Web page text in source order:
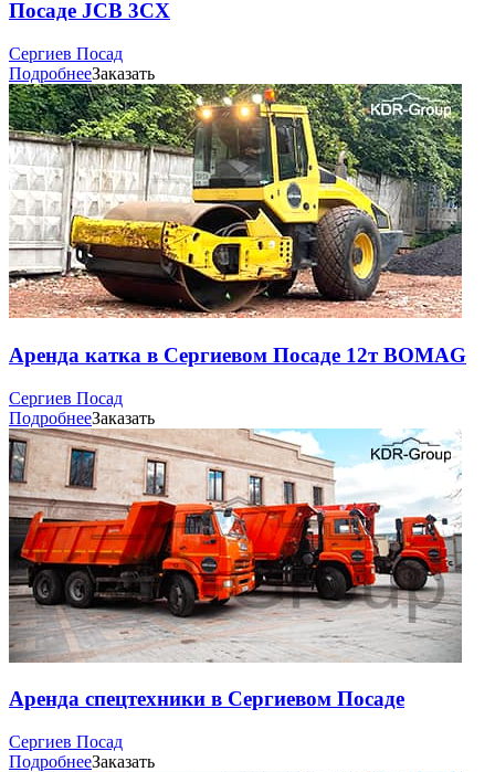
Посаде JCB 3CX
Сергиев Посад
ПодробнееЗаказать
Аренда катка в Сергиевом Посаде 12т BOMAG
Сергиев Посад
ПодробнееЗаказать
Аренда спецтехники в Сергиевом Посаде
Сергиев Посад
ПодробнееЗаказать